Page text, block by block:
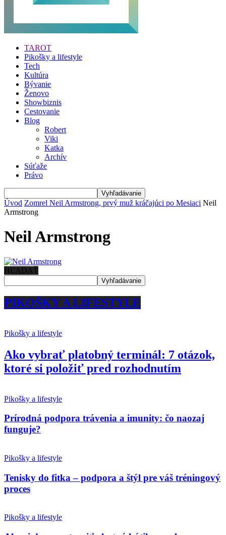
TAROT
Pikošky a lifestyle
Tech
Kultúra
Bývanie
Ženovo
Showbiznis
Cestovanie
Blog
Robert
Viki
Katka
Archív
Súťaže
Právo
Úvod Zomrel Neil Armstrong, prvý muž kráčajúci po Mesiaci Neil
Armstrong
Neil Armstrong
HĽADAŤ
PIKOŠKY A LIFESTYLE
Pikošky a lifestyle
Ako vybrať platobný terminál: 7 otázok,
ktoré si položiť pred rozhodnutím
Pikošky a lifestyle
Prírodná podpora trávenia a imunity: čo naozaj
funguje?
Pikošky a lifestyle
Tenisky do fitka – podpora a štýl pre váš tréningový
proces
Pikošky a lifestyle